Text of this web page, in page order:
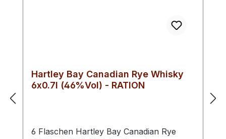
Hartley Bay Canadian Rye Whisky
6x0.7l (46%Vol) - RATION
6 Flaschen Hartley Bay Canadian Rye